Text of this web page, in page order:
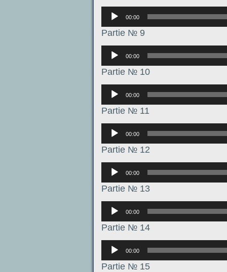
Аудиоплеер
00:00
Partie № 9
Аудиоплеер
00:00
Partie № 10
Аудиоплеер
00:00
Partie № 11
Аудиоплеер
00:00
Partie № 12
Аудиоплеер
00:00
Partie № 13
Аудиоплеер
00:00
Partie № 14
Аудиоплеер
00:00
Partie № 15